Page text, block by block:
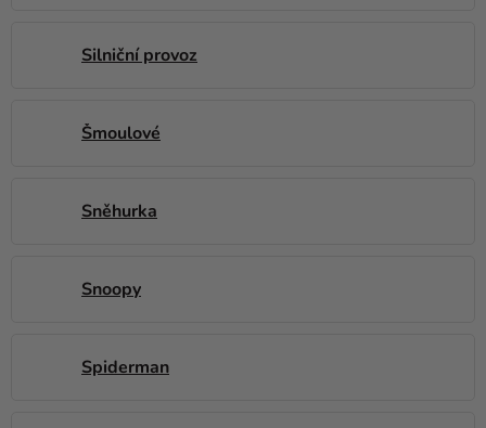
Silniční provoz
Šmoulové
Sněhurka
Snoopy
Spiderman